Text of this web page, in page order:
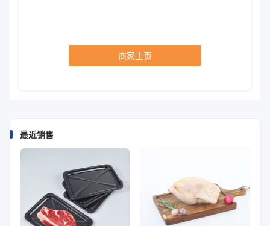
商家主页
最近销售